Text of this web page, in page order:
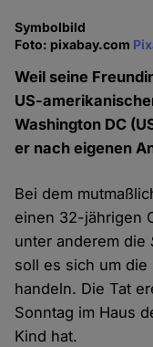
Symbolbild
Foto: pixabay.com
Weil seine
US-
Washington DC
er nach eigenen
Bei dem
einen 32-jährigen
unter anderem die
soll es sich um
handeln. Die Tat
Sonntag im Haus
Kind hat.